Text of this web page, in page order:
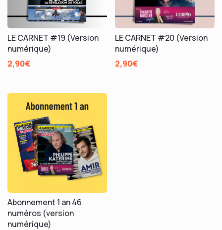
LE CARNET #19 (Version
numérique)
2,90€
LE CARNET #20 (Version
numérique)
2,90€
Abonnement 1 an 46
numéros (version
numérique)